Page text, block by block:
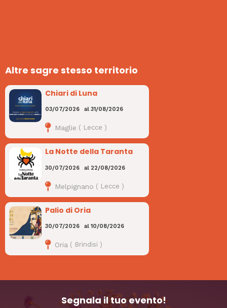
Altre sagre stesso territorio
Chiari di Luna
03/07/2026 al31/08/2026
Maglie ( Lecce )
La Notte della Taranta
30/07/2026 al 22/08/2026
Melpignano ( Lecce )
Palio di Oria
30/07/2026 al10/08/2026
Oria ( Brindisi )
Segnala il tuo evento!